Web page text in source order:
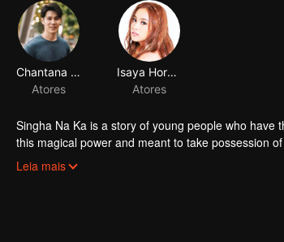
Chantana Kritkanjanapan
Atores
Isaya Horsuwan
Atores
Singha Na Ka is a story of young people who
this magical power and meant to take possession
stop this scientist. And to save the world not to fall
Leia mais